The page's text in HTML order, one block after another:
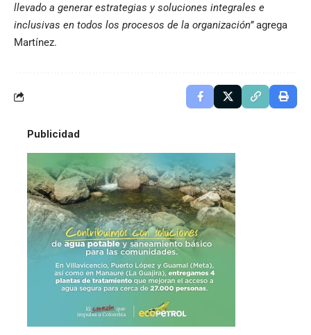
llevado a generar estrategias y soluciones integrales e
inclusivas en todos los procesos de la organización”agrega
Martínez.
Publicidad